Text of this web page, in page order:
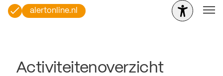
alertonline.nl
Activiteitenoverzicht